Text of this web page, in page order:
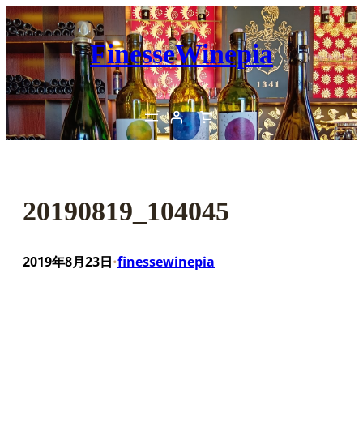
内
容
を
ス
キ
ッ
プ
FinesseWinepia
20190819_104045
2019年8月23日•finessewinepia